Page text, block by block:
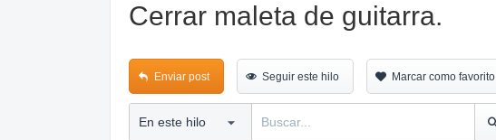
Cerrar maleta de guitarra.
Enviar post Seguir este hilo Marcar como favorito